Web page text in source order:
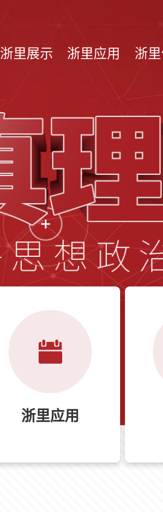
浙里展示 浙里应用 浙
浙里应用